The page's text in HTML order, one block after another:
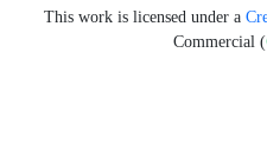
This work is licensed under a
Commercial (